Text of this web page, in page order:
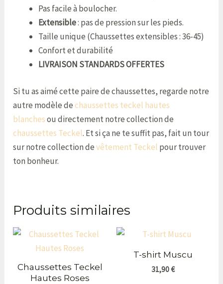
Pas facile à boulocher.
Extensible: pas de pression sur les pieds.
Taille unique (Chaussettes extensibles : 36-45)
Confort et durabilité
LIVRAISON STANDARDS OFFERTES
Si tu as aimé cette paire de chaussettes, regarde notre
autre modèle dechaussettes teckel hautes
blanchesou directement notre collection de
chaussettes Teckel. Et si ça ne te suffit pas, fait un tour
sur notre collection devêtement Teckel pour trouver
ton bonheur.
Produits similaires
Chaussettes Teckel
Hautes Roses
T-shirt Muscu
31,90€